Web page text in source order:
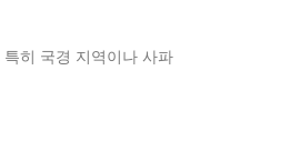
히 국경 지역이나 사파